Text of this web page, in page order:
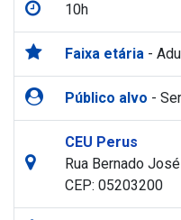
10h
Faixa etária -
Público alvo -
CEU Perus
Rua Bernado
CEP: 05203200